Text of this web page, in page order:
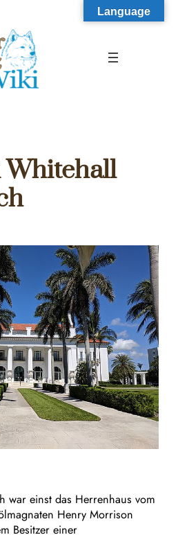
Whitehall
war einst das Herrenhaus vom
Henry Morrison
Besitzer einer
Language